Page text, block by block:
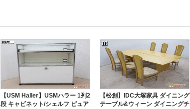
【USM Haller】USMハラー 1列2
段 キャビネット/シェルフ ピュア
【松創】IDC大塚家具 ダイニング
テーブル&ウィーン ダイニングチ